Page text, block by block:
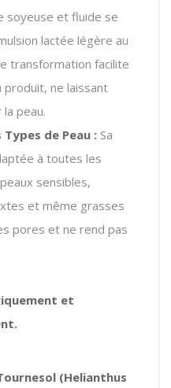
soyeuse et fluide se
lactée légère au
transformation facilite
produit, ne laissant
peau.
de Peau : Sa
à toutes les
sensibles,
et même grasses
pores et ne rend pas
et
(Helianthus